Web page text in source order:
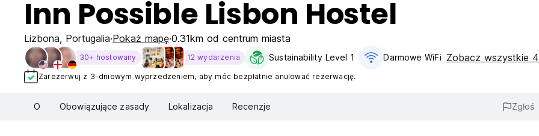
Inn Possible Lisbon Hostel
Lizbona, Portugalia Pokaż mapę 0.31km od centrum miasta
30+ hostowany 12 wydarzenia Sustainability Level 1 Darmowe WiFi Zobacz wszystkie
Zarezerwuj z 3-dniowym wyprzedzeniem, aby móc bezpłatnie anulować rezerwację.
O Obowiązujące zasady Lokalizacja Recenzje Zgłoś